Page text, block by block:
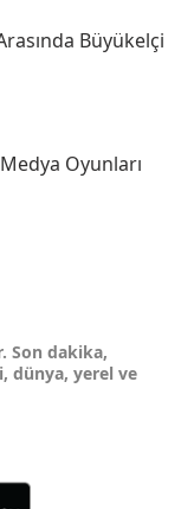
Büyükelçi
Oyunları
Son dakika,
dünya, yerel ve